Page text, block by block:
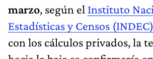
marzo, según el Instituto
Estadísticas y Censos (INDEC)
con los cálculos privados, la